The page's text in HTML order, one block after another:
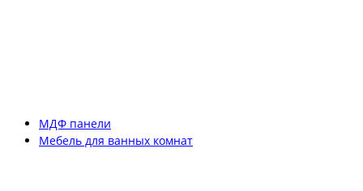
МДФ панели
Мебель для ванных комнат